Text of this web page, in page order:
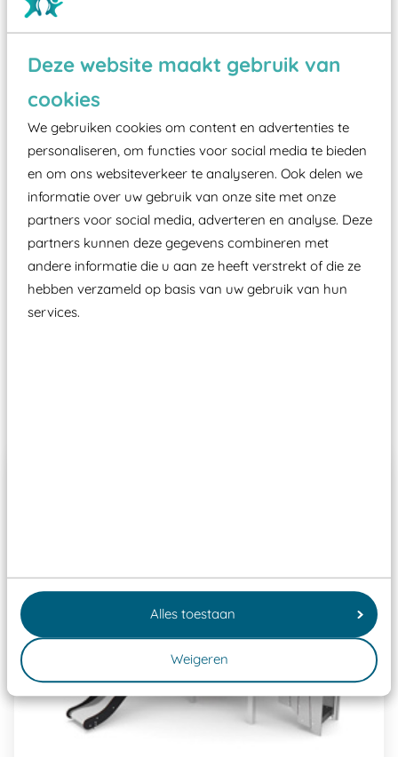
Deze website maakt gebruik van
cookies
We gebruiken cookies om content en advertenties te
personaliseren, om functies voor social media te bieden
en om ons websiteverkeer te analyseren. Ook delen we
informatie over uw gebruik van onze site met onze
partners voor social media, adverteren en analyse. Deze
partners kunnen deze gegevens combineren met
andere informatie die u aan ze heeft verstrekt of die ze
hebben verzameld op basis van uw gebruik van hun
services.
Alles toestaan
Weigeren
Wist je dat:
Vanaf een valhoogte van 1,5 meter een speciale
valondergrond onder speeltoestellen verplicht is
zoals kunstgras, rubber tegels of boomschors?
Elk speeltoestel in de openbare ruimte voorzien
moet zijn van een typekeuring, -plaatje en
certificering, uitgegeven door een Nederlands
aangewezen keuringsinstantie?
Wij ook speeltoestellen kunnen laten keuren zodat
ze toch binnen het Warenwetbesluit Attractie- en